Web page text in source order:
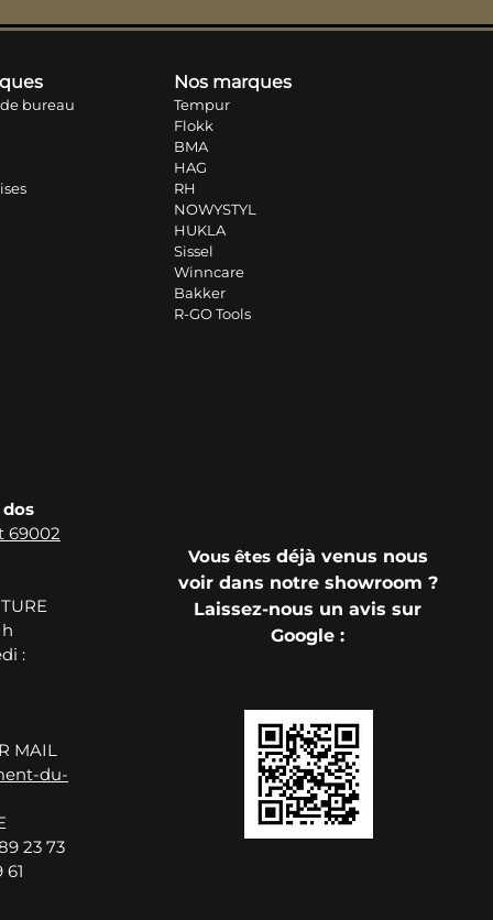
bureau
Nos marques
Tempur
Flokk
BMA
HAG
RH
NOWYSTYL
HUKLA
Sissel
Winncare
Bakker
R-GO Tools
69002
:
MAIL
du-
23 73
Vous êtes déjà venus nous
voir dans notre showroom ?
Laissez-nous un avis sur
Google :